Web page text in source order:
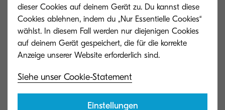
TK-5215M
einer Abdeckung von 5 %.
TK-5215Y
dieser Cookies auf deinem Gerät zu. Du kannst diese
Cookies ablehnen, indem du „Nur Essentielle Cookies“
wählst. In diesem Fall werden nur diejenigen Cookies
auf deinem Gerät gespeichert, die für die korrekte
Siehe unser Cookie-Statement
Einstellungen